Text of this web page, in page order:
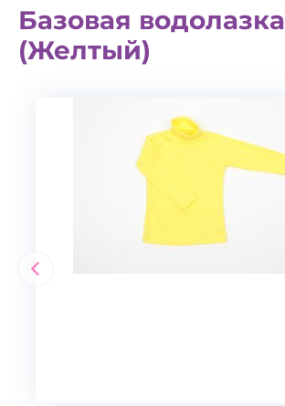
Базовая водолазка
(Желтый)